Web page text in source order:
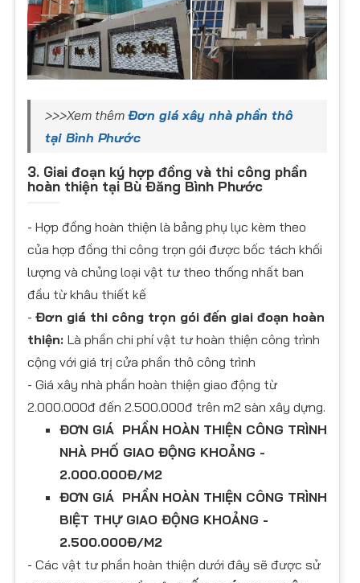
>>>Xem thêm Đơn giá xây nhà phần thô
tại Bình Phước
3. Giai đoạn ký hợp đồng và thi công phần
hoàn thiện tại Bù Đăng Bình Phước
- Hợp đồng hoàn thiện là bảng phụ lục kèm theo
của hợp đồng thi công trọn gói được bốc tách khối
lượng và chủng loại vật tư theo thống nhất ban
đầu từ khâu thiết kế
- Đơn giá thi công trọn gói đến giai đoạn hoàn
thiện: Là phần chi phí vật tư hoàn thiện công trình
cộng với giá trị cửa phần thô công trình
- Giá xây nhà phần hoàn thiện giao động từ
2.000.000đ đến 2.500.000đ trên m2 sàn xây dựng.
ĐƠN GIÁ PHẦN HOÀN THIỆN CÔNG TRÌNH
NHÀ PHỐ GIAO ĐỘNG KHOẢNG -
2.000.000Đ/M2
ĐƠN GIÁ PHẦN HOÀN THIỆN CÔNG TRÌNH
BIỆT THỰ GIAO ĐỘNG KHOẢNG -
2.500.000Đ/M2
- Các vật tư phần hoàn thiện dưới đây sẽ được sử